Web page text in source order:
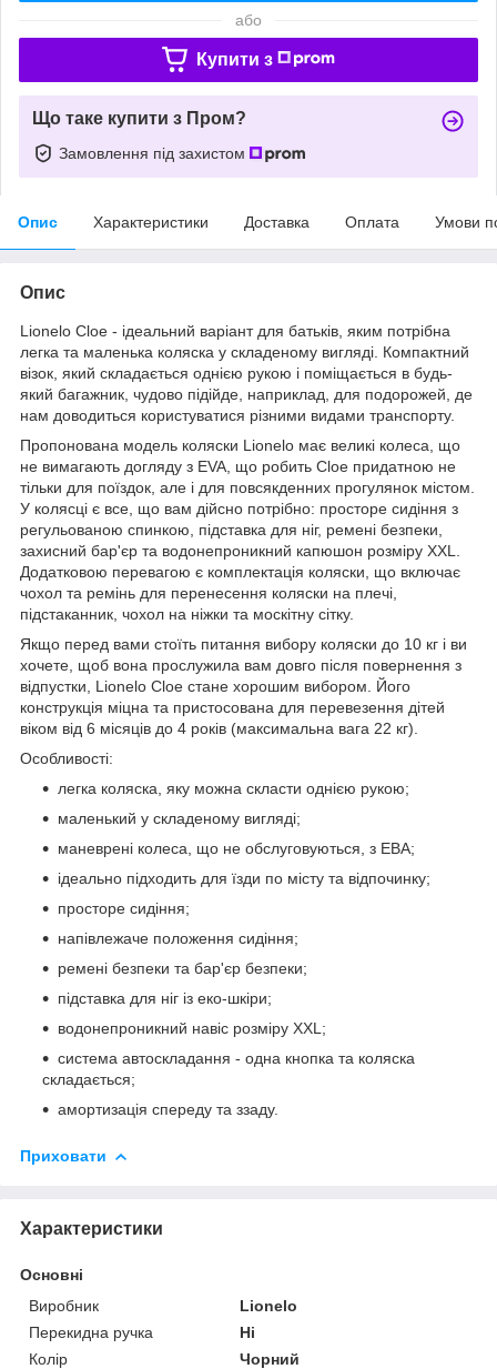
або
Купити з
Що таке купити з Пром?
Замовлення під захистом
Опис Характеристики Доставка Оплата Умови
Опис
Lionelo Cloe - ідеальний варіант для батьків, яким потрібна
легка та маленька коляска у складеному вигляді. Компактний
візок, який складається однією рукою і поміщається в будь-
який багажник, чудово підійде, наприклад, для подорожей, де
нам доводиться користуватися різними видами транспорту.
Пропонована модель коляски Lionelo має великі колеса, що
не вимагають догляду з EVA, що робить Cloe придатною не
тільки для поїздок, але і для повсякденних прогулянок містом.
У колясці є все, що вам дійсно потрібно: просторе сидіння з
регульованою спинкою, підставка для ніг, ремені безпеки,
захисний бар'єр та водонепроникний капюшон розміру XXL.
Додатковою перевагою є комплектація коляски, що включає
чохол та ремінь для перенесення коляски на плечі,
підстаканник, чохол на ніжки та москітну сітку.
Якщо перед вами стоїть питання вибору коляски до 10 кг і ви
хочете, щоб вона прослужила вам довго після повернення з
відпустки, Lionelo Cloe стане хорошим вибором. Його
конструкція міцна та пристосована для перевезення дітей
віком від 6 місяців до 4 років (максимальна вага 22 кг).
Особливості:
легка коляска, яку можна скласти однією рукою;
маленький у складеному вигляді;
маневрені колеса, що не обслуговуються, з ЕВА;
ідеально підходить для їзди по місту та відпочинку;
просторе сидіння;
напівлежаче положення сидіння;
ремені безпеки та бар'єр безпеки;
підставка для ніг із еко-шкіри;
водонепроникний навіс розміру XXL;
система автоскладання - одна кнопка та коляска
складається;
амортизація спереду та ззаду.
Приховати
Характеристики
Основні
Виробник
Lionelo
Перекидна ручка
Ні
Колір
Чорний